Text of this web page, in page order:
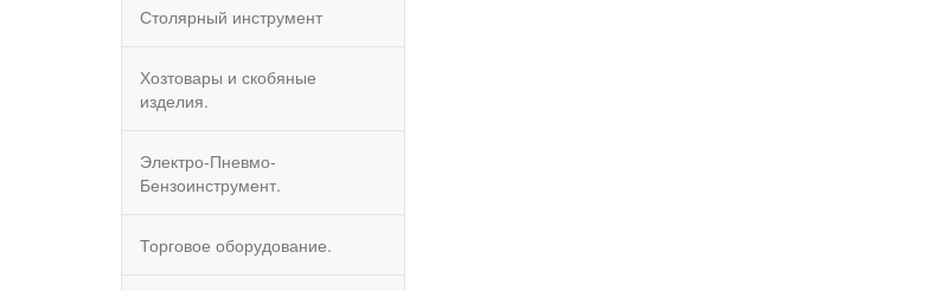
Столярный инструмент
Хозтовары и скобяные
изделия.
Электро-Пневмо-
Бензоинструмент.
Торговое оборудование.